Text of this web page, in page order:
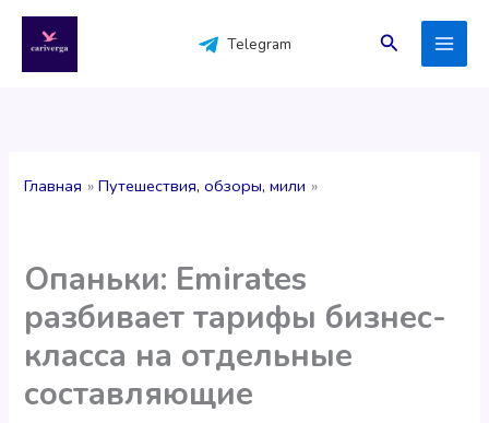
содержимому
Telegram Поиск
Главная Путешествия, обзоры, мили
Опаньки: Emirates
разбивает тарифы бизнес-
класса на отдельные
составляющие